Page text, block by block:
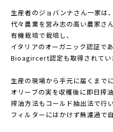
生産者のジョバンナさん一家は、
代々農業を営み志の高い農家さん
有機栽培で栽培し、
イタリアのオーガニック認証で
Bioagircert認定も取得されてい
生産の現場から手元に届くまで
オリーブの実を収穫後に即日搾油
搾油方法もコールド抽出法で行い
フィルターにはかけず無濾過で